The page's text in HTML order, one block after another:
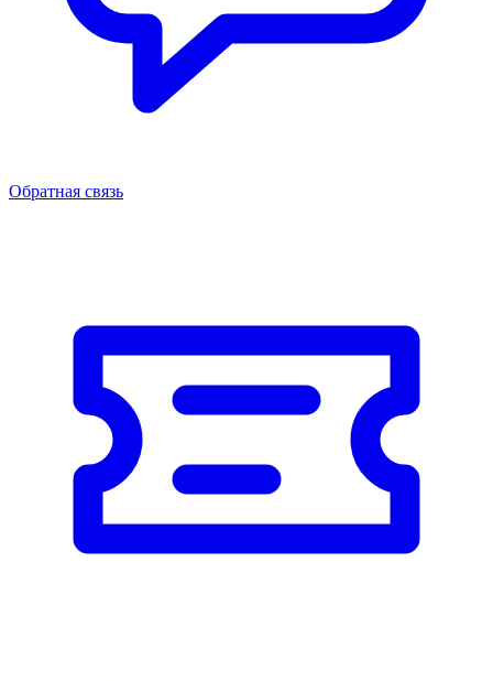
Обратная связь